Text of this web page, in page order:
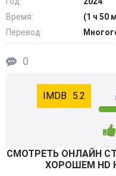
разобраться в
Время:
(1 ч 50
Перевод:
0
5.2
СМОТРEТЬ ОНЛАЙН
ХОРОШЕМ HD